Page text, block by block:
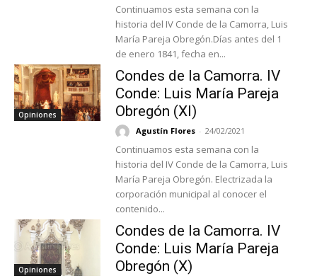
Continuamos esta semana con la
historia del IV Conde de la Camorra, Luis
María Pareja Obregón.Días antes del 1
de enero 1841, fecha en...
Opiniones
Condes de la Camorra. IV
Conde: Luis María Pareja
Obregón (XI)
Agustín Flores - 24/02/2021
Continuamos esta semana con la
historia del IV Conde de la Camorra, Luis
María Pareja Obregón. Electrizada la
corporación municipal al conocer el
contenido...
Opiniones
Condes de la Camorra. IV
Conde: Luis María Pareja
Obregón (X)